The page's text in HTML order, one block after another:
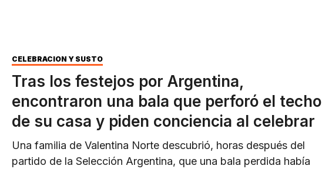
CELEBRACIÓN Y SUSTO
Tras los festejos por Argentina,
encontraron una bala que perforó el techo
de su casa y piden conciencia al celebrar
Una familia de Valentina Norte descubrió, horas después del
partido de la Selección Argentina, que una bala perdida había